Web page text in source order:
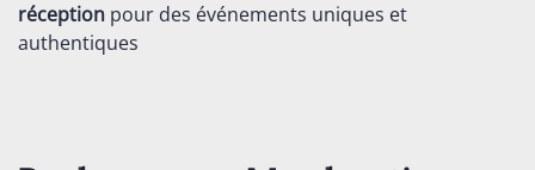
réception pour des événements uniques et
authentiques